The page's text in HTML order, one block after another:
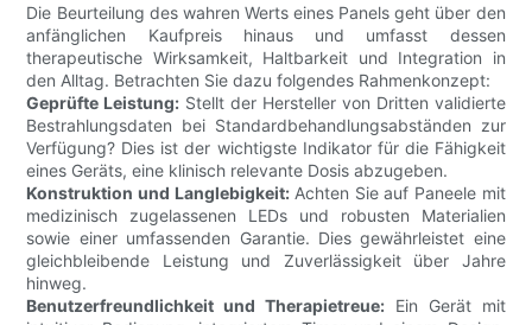
Die Beurteilung des wahren Werts eines Panels geht über den
anfänglichen Kaufpreis hinaus und umfasst dessen
therapeutische Wirksamkeit, Haltbarkeit und Integration in
den Alltag. Betrachten Sie dazu folgendes Rahmenkonzept:
Geprüfte Leistung: Stellt der Hersteller von Dritten validierte
Bestrahlungsdaten bei Standardbehandlungsabständen zur
Verfügung? Dies ist der wichtigste Indikator für die Fähigkeit
eines Geräts, eine klinisch relevante Dosis abzugeben.
Konstruktion und Langlebigkeit:Achten Sie auf Paneele mit
medizinisch zugelassenen LEDs und robusten Materialien
sowie einer umfassenden Garantie. Dies gewährleistet eine
gleichbleibende Leistung und Zuverlässigkeit über Jahre
hinweg.
Benutzerfreundlichkeit und Therapietreue: Ein Gerät mit